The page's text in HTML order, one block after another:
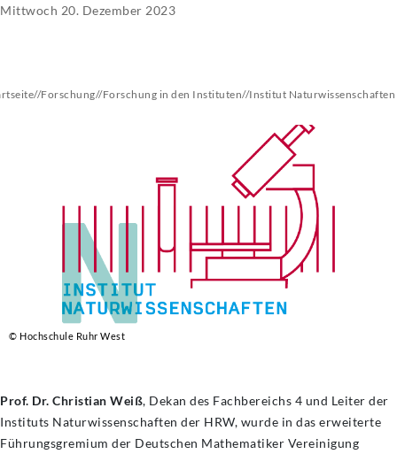
Mittwoch 20. Dezember 2023
//Forschung//Forschung in den Instituten//Institut Naturwissenschaften
© Hochschule Ruhr West
Prof. Dr. Christian Weiß, Dekan des Fachbereichs 4 und Leiter der
Instituts Naturwissenschaften der HRW, wurde in das erweiterte
Führungsgremium der Deutschen Mathematiker Vereinigung